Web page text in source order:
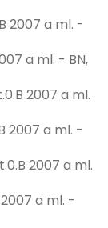
2007 a ml. -
a ml. - BN,
2007 a ml.
2007 a ml. -
2007 a ml.
a ml. -